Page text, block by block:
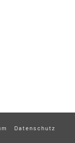
Datenschutz